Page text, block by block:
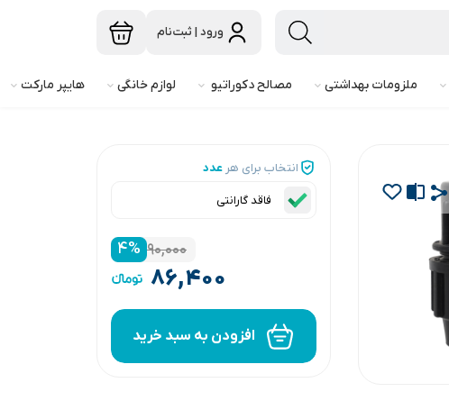
ورود | ثبت‌نام
ملزومات بهداشتی مصالح دکوراتیو لوازم خانگی هایپر مارکت
انتخاب برای هر عدد
فاقد گارانتی
۴% ۹۰,۰۰۰
۸۶,۴۰۰
افزودن به سبد خرید